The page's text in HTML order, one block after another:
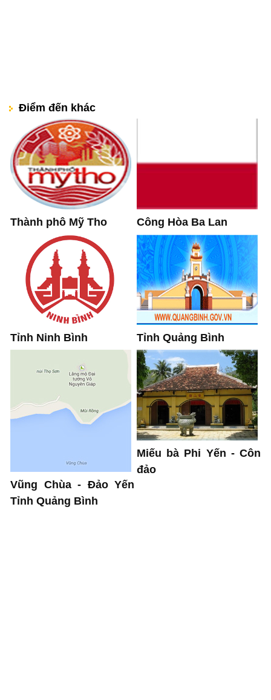
Điểm đến khác
Thành phô Mỹ Tho Công Hòa Ba Lan
Tỉnh Ninh Bình Tỉnh Quảng Bình
Vũng Chùa - Đảo Yến
Tỉnh Quảng Bình
Miếu bà Phi Yến - Côn
đảo